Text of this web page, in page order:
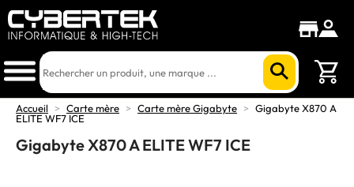
Accueil > Carte mère > Carte mère Gigabyte > Gigabyte X870 A
ELITE WF7 ICE
Gigabyte X870 A ELITE WF7 ICE